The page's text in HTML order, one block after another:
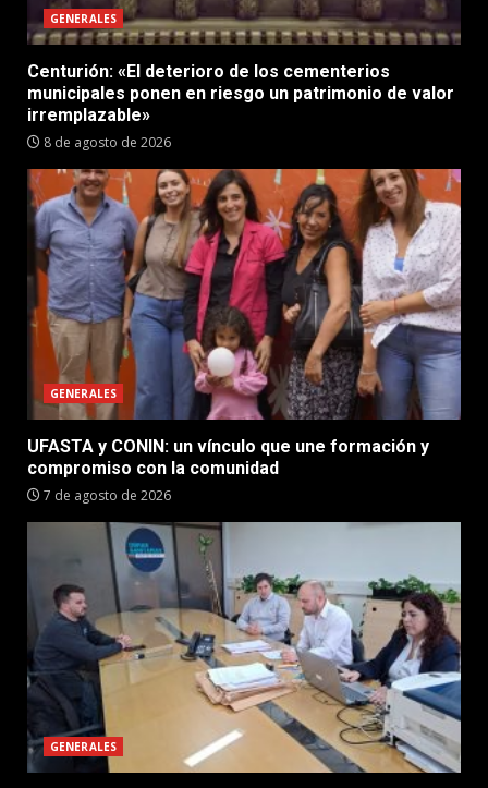
GENERALES
Centurión: «El deterioro de los cementerios
municipales ponen en riesgo un patrimonio de valor
irremplazable»
8 de agosto de 2026
GENERALES
UFASTA y CONIN: un vínculo que une formación y
compromiso con la comunidad
7 de agosto de 2026
GENERALES